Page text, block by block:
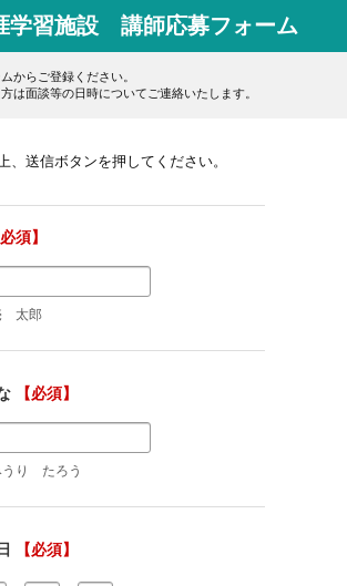
学習施設 講師応募フォーム
からご登録ください。
は面談等の日時についてご連絡いたします。
、送信ボタンを押してください。
必須】
太郎
【必須】
うり たろう
【必須】